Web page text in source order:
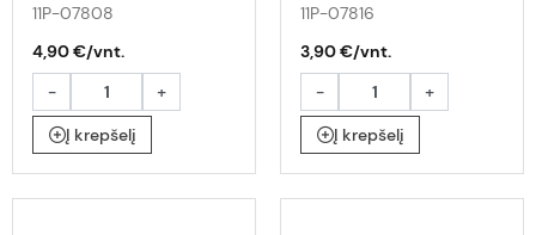
11P-07808
4,90 €/vnt.
-
+
Į krepšelį
11P-07816
3,90 €/vnt.
-
+
Į krepšelį